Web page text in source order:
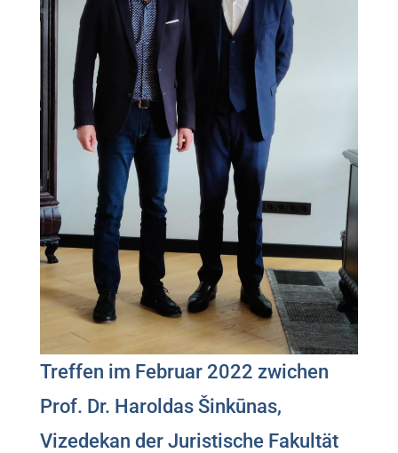
Treffen im Februar 2022 zwichen
Prof. Dr. Haroldas Šinkūnas,
Vizedekan der Juristische Fakultät